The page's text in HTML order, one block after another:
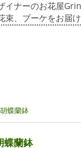
ナーのお花屋
、ブーケをお届
胡蝶蘭鉢
蝶蘭鉢